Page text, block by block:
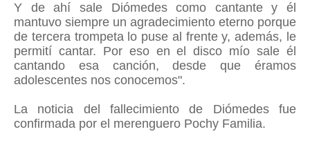
Y de ahí sale Diómedes como cantante y él
mantuvo siempre un agradecimiento eterno porque
de tercera trompeta lo puse al frente y, además, le
permití cantar. Por eso en el disco mío sale él
cantando esa canción, desde que éramos
adolescentes nos conocemos".
La noticia del fallecimiento de Diómedes fue
confirmada por el merenguero Pochy Familia.